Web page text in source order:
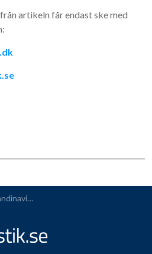
artikeln får endast ske med
– juni 2024